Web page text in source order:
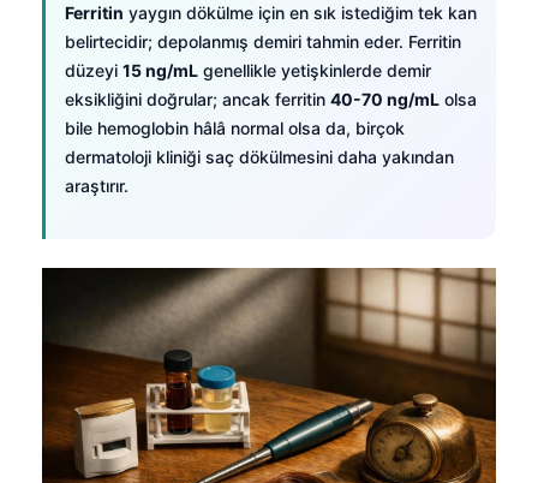
Ferritin yaygın dökülme için en sık istediğim tek kan
belirtecidir; depolanmış demiri tahmin eder. Ferritin
düzeyi 15 ng/mL genellikle yetişkinlerde demir
eksikliğini doğrular; ancak ferritin 40-70 ng/mL olsa
bile hemoglobin hâlâ normal olsa da, birçok
dermatoloji kliniği saç dökülmesini daha yakından
araştırır.